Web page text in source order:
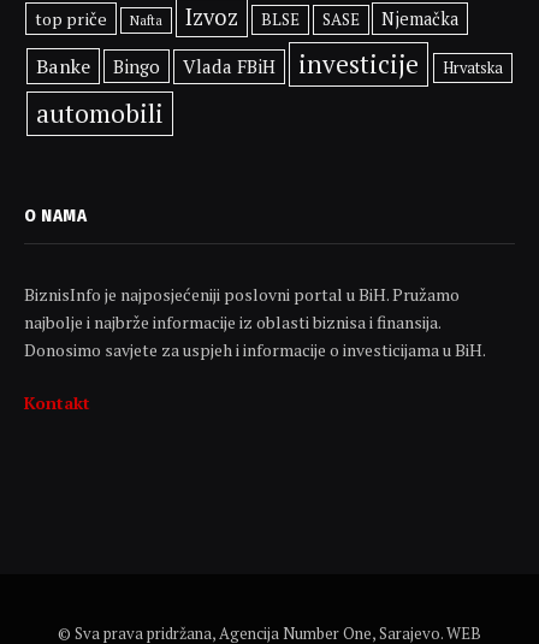
top priče Nafta Izvoz BLSE SASE Njemačka
Banke Bingo Vlada FBiH investicije Hrvatska
automobili
O NAMA
BiznisInfo je najposjećeniji poslovni portal u BiH. Pružamo
najbolje i najbrže informacije iz oblasti biznisa i finansija.
Donosimo savjete za uspjeh i informacije o investicijama u BiH.
Kontakt
© Sva prava pridržana, Agencija Number One, Sarajevo. WEB